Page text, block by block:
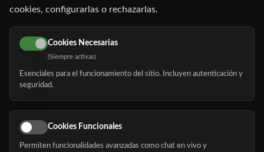
91 345 06 26
616 113 103
hola@mundomayor.com
Buscador de residencias
Eventos
Nosotros
cookies, configurarlas o rechazarlas.
Cookies Necesarias
(Siempre activas)
Esenciales para el funcionamiento del sitio. Incluyen autenticación y
seguridad.
Cookies Funcionales
Permiten funcionalidades avanzadas como chat en vivo y